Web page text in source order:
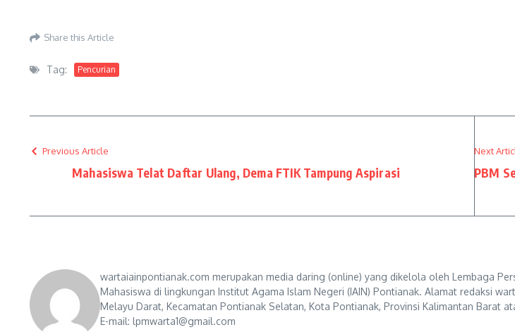
Share this Article
Tag: Pencurian
Previous Article
Mahasiswa Telat Daftar Ulang, Dema FTIK Tampung Aspirasi
Next
PBM
wartaiainpontianak.com merupakan media daring (online) yang dikelola oleh Lembaga
Mahasiswa di lingkungan Institut Agama Islam Negeri (IAIN) Pontianak. Alamat redaksi
Melayu Darat, Kecamatan Pontianak Selatan, Kota Pontianak, Provinsi Kalimantan Barat
E-mail: lpmwarta1@gmail.com